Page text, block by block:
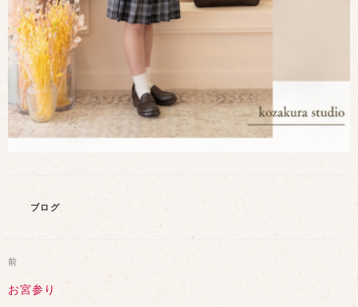
カ
ー
ブログ
稿
ナ
過
の
前
お宮参り